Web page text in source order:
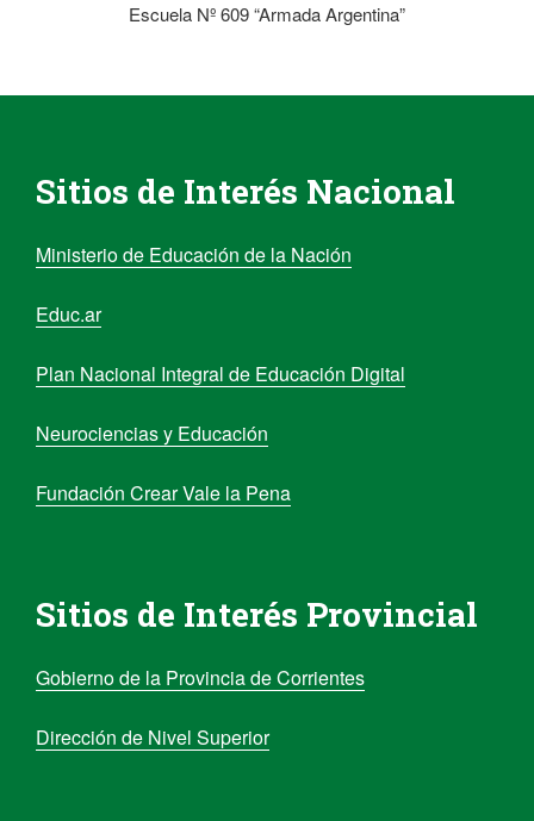
Escuela Nº 609 “Armada Argentina”
Sitios de Interés Nacional
Ministerio de Educación de la Nación
Educ.ar
Plan Nacional Integral de Educación Digital
Neurociencias y Educación
Fundación Crear Vale la Pena
Sitios de Interés Provincial
Gobierno de la Provincia de Corrientes
Dirección de Nivel Superior